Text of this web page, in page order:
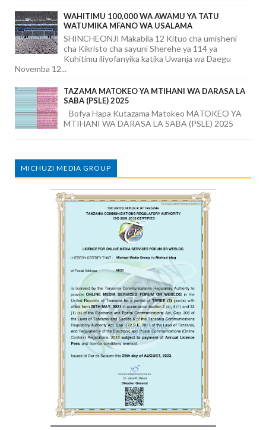
WAHITIMU 100,000 WA AWAMU YA TATU
WATUMIKA MFANO WA USALAMA
SHINCHEONJI Makabila 12 Kituo cha umisheni
cha Kikristo cha sayuni Sherehe ya 114 ya
Kuhitimu iliyofanyika katika Uwanja wa Daegu
Novemba 12...
TAZAMA MATOKEO YA MTIHANI WA DARASA LA
SABA (PSLE) 2025
Bofya Hapa Kutazama Matokeo MATOKEO YA
MTIHANI WA DARASA LA SABA (PSLE) 2025
MICHUZI MEDIA GROUP